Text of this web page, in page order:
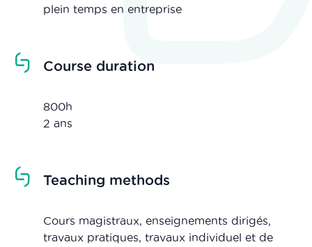
plein temps en entreprise
Course duration
800h
2 ans
Teaching methods
Cours magistraux, enseignements dirigés,
travaux pratiques, travaux individuel et de